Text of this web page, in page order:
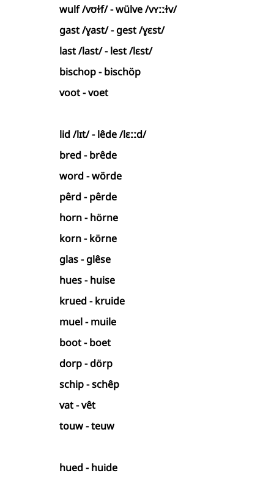
wulf /vʊɫf/ - wülve /vʏːːɫv/
gast /ɣast/ - gest /ɣɛst/
last /last/ - lest /lɛst/
bischop - bischöp
voot - voet
lid /lɪt/ - lêde /lɛːːd/
bred - brêde
word - wörde
pêrd - pêrde
horn - hörne
korn - körne
glas - glêse
hues - huise
krued - kruide
muel - muile
boot - boet
dorp - dörp
schip - schêp
vat - vêt
touw - teuw
hued - huide